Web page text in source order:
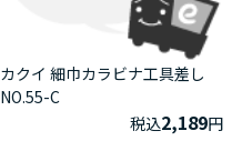
カクイ 細巾カラビナ工具差し
NO.55-C
税込2,189円